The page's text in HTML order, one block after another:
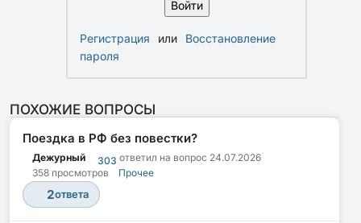
Регистрация или
Восстановление
пароля
ПОХОЖИЕ ВОПРОСЫ
Поездка в РФ без повестки?
Дежурный 303 ответил на вопрос 24.07.2026
358 просмотров
Прочее
2ответа